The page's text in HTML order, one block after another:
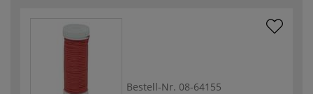
Bestell-Nr. 08-64155